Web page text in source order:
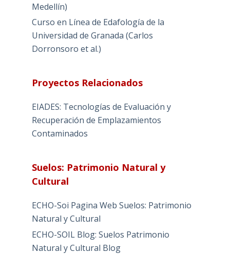
Medellín)
Curso en Línea de Edafología de la
Universidad de Granada (Carlos
Dorronsoro et al.)
Proyectos Relacionados
EIADES: Tecnologías de Evaluación y
Recuperación de Emplazamientos
Contaminados
Suelos: Patrimonio Natural y
Cultural
ECHO-Soi Pagina Web Suelos: Patrimonio
Natural y Cultural
ECHO-SOIL Blog: Suelos Patrimonio
Natural y Cultural Blog